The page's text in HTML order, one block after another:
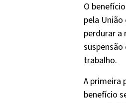
O
pela
perdurar a
trabalho.
A primeira
benefício